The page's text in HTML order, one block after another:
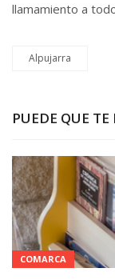
llamamiento a
Alpujarra
PUEDE QUE TE
COMARCA